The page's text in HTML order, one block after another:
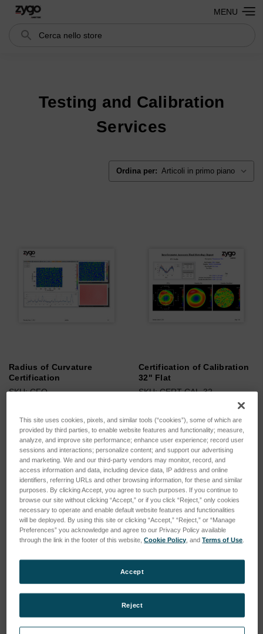
Cerca Search
MENU
Testing and Calibration
Services
Ordina per:
Radius of Curvature
Certification
SKU: CFQ
i prezzi
Certification of Calibration
32" Flat
SKU: CERT-CAL-32
Esegui l'accesso per vedere
i prezzi
Compliance Certification
32" Flat
Certification of Calibration
24" Flat
This site uses cookies, pixels, and similar tools (“cookies”), some of which are
provided by third parties, to enable website features and functionality; measure,
analyze, and improve site performance; enhance user experience; record user
sessions and interactions; personalize content; and support our advertising
and marketing. We and our third-party vendors may monitor, record, and
access information and data, including device data, IP address and online
identifiers, referring URLs and other browsing information, for these and similar
purposes. By clicking Accept, you agree to such purposes. If you continue to
browse our site without clicking “Accept,” or if you click “Reject,” only cookies
necessary to operate and enable default website features and functionalities
will be deployed. By using this site or clicking “Accept,” “Reject,” or “Manage
Preferences” you acknowledge and agree to our Privacy Policy available
through the link in the footer of this website,Cookie Policy , andTerms of Use
Reject
Accept